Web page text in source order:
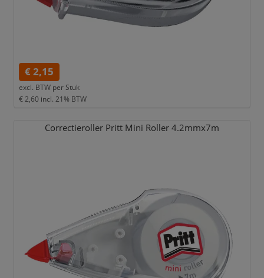
€ 2,15
excl. BTW per Stuk
€ 2,60 incl. 21% BTW
Correctieroller Pritt Mini Roller 4.2mmx7m